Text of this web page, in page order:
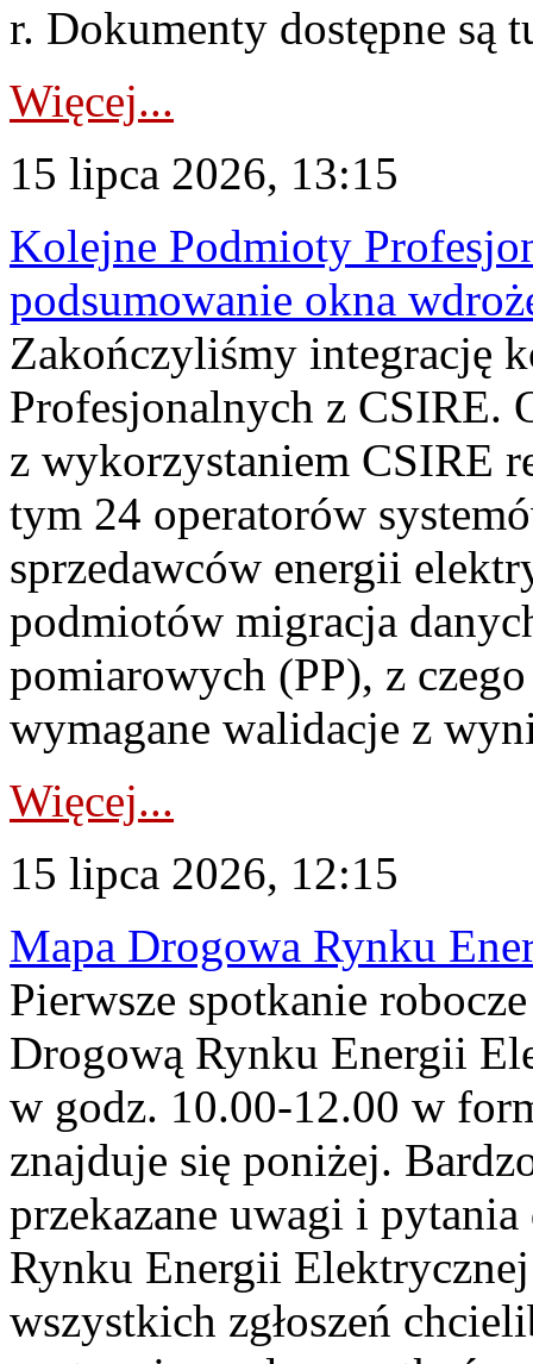
r. Dokumenty dostępne są
Więcej...
15 lipca 2026, 13:15
Kolejne Podmioty
podsumowanie okna
Zakończyliśmy integrację
Profesjonalnych z CSIRE.
z wykorzystaniem CSIRE
tym 24 operatorów
sprzedawców energii
podmiotów migracja
pomiarowych (PP), z
wymagane walidacje z
Więcej...
15 lipca 2026, 12:15
Mapa Drogowa Rynku
Pierwsze spotkanie
Drogową Rynku Energii
w godz. 10.00-12.00 w
znajduje się poniżej.
przekazane uwagi i
Rynku Energii
wszystkich zgłoszeń